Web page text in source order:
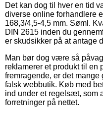
Det kan dog til hver en tid
diverse online forhandlere
168,3/4,5-4,5 mm. Søml.
DIN 2615 inden du
er skudsikker på at antage
Man bør dog være så
reklamerer et produkt til en
fremragende, er det
falsk webbutik. Køb med
ind under et regelsæt, som
forretninger på nettet.